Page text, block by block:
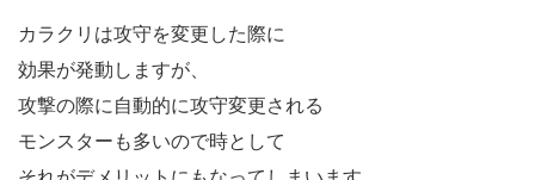
カラクリは攻守を変更した際に
効果が発動しますが、
攻撃の際に自動的に攻守変更される
モンスターも多いので時として